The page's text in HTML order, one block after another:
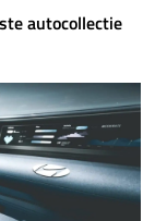
autocollectie